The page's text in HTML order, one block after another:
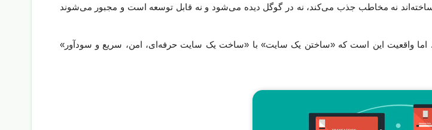
نه مخاطب جذب می‌کند، نه در گوگل دیده می‌شود و نه قابل توسعه است و مجبور می‌شوند
اما واقعیت این است که «ساختن یک سایت» با «ساخت یک سایت حرفه‌ای، امن، سریع و سودآور»